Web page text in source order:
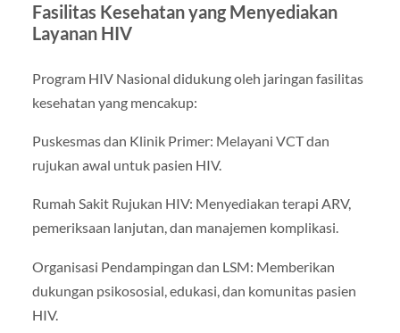
Fasilitas Kesehatan yang Menyediakan
Layanan HIV
Program HIV Nasional didukung oleh jaringan fasilitas
kesehatan yang mencakup:
Puskesmas dan Klinik Primer: Melayani VCT dan
rujukan awal untuk pasien HIV.
Rumah Sakit Rujukan HIV: Menyediakan terapi ARV,
pemeriksaan lanjutan, dan manajemen komplikasi.
Organisasi Pendampingan dan LSM: Memberikan
dukungan psikososial, edukasi, dan komunitas pasien
HIV.